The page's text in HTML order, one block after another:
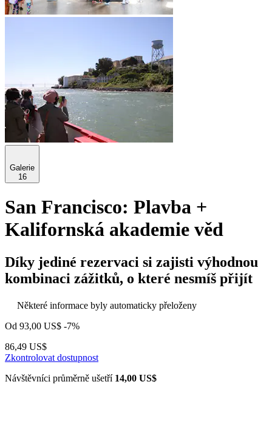
Galerie
16
San Francisco: Plavba +
Kalifornská akademie věd
Díky jediné rezervaci si zajisti výhodnou
kombinaci zážitků, o které nesmíš přijít
Některé informace byly automaticky přeloženy
Od 93,00 US$ -7%
86,49 US$
Zkontrolovat dostupnost
Návštěvníci průměrně ušetří 14,00 US$